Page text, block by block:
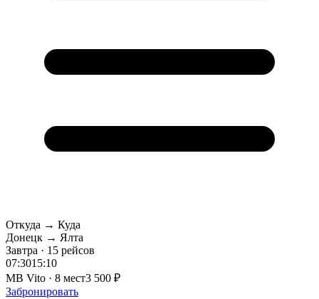
Откуда → Куда
Донецк → Ялта
Завтра · 15 рейсов
07:3015:10
MB Vito · 8 мест3 500 ₽
Забронировать